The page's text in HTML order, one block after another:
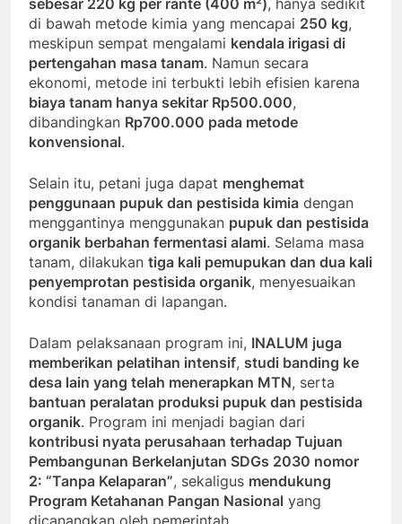
sebesar 220 kg per rante (400 m²), hanya sedikit
di bawah metode kimia yang mencapai 250 kg,
meskipun sempat mengalami kendala irigasi di
pertengahan masa tanam. Namun secara
ekonomi, metode ini terbukti lebih efisien karena
biaya tanam hanya sekitar Rp500.000,
dibandingkan Rp700.000 pada metode
konvensional.
Selain itu, petani juga dapat menghemat
penggunaan pupuk dan pestisida kimia dengan
menggantinya menggunakan pupuk dan pestisida
organik berbahan fermentasi alami. Selama masa
tanam, dilakukan tiga kali pemupukan dan dua kali
penyemprotan pestisida organik, menyesuaikan
kondisi tanaman di lapangan.
Dalam pelaksanaan program ini, INALUM juga
memberikan pelatihan intensif, studi banding ke
desa lain yang telah menerapkan MTN, serta
bantuan peralatan produksi pupuk dan pestisida
organik. Program ini menjadi bagian dari
kontribusi nyata perusahaan terhadap Tujuan
Pembangunan Berkelanjutan SDGs 2030 nomor
2: “Tanpa Kelaparan”, sekaligus mendukung
Program Ketahanan Pangan Nasional yang